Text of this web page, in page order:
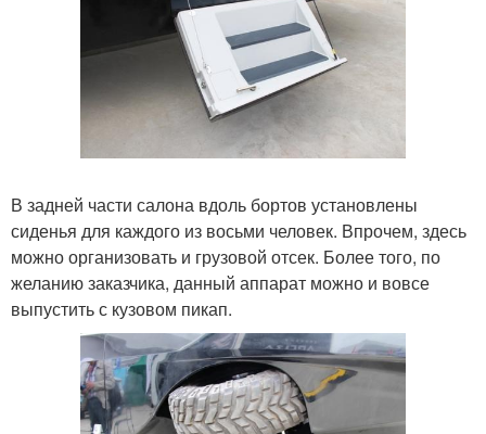
В задней части салона вдоль бортов установлены
сиденья для каждого из восьми человек. Впрочем, здесь
можно организовать и грузовой отсек. Более того, по
желанию заказчика, данный аппарат можно и вовсе
выпустить с кузовом пикап.